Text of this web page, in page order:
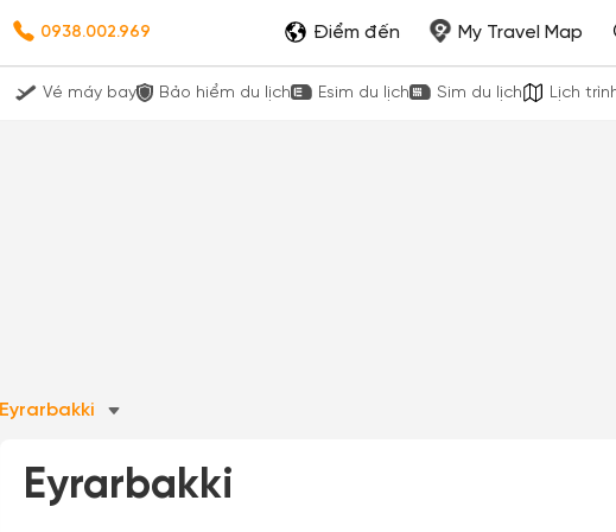
0938.002.969 Điểm đến My Travel Map
Vé máy bay Bảo hiểm du lịch Esim du lịch Sim du lịch Lịch
Eyrarbakki
Eyrarbakki